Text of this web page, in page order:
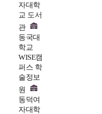
자대학
교 도서
관
동국대
학교
WISE캠
퍼스 학
술정보
원
동덕여
자대학